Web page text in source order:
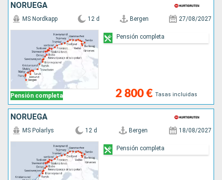
NORUEGA
Pensión completa
MS Nordkapp 12 d Bergen 27/08/2027
2 800 € Tasas incluidas
Pensión completa
NORUEGA
MS Polarlys 12 d Bergen 18/08/2027
Pensión completa